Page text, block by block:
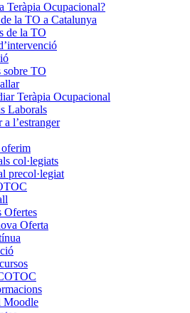
Teràpia Ocupacional?
la TO a Catalunya
de la TO
sobre TO
Teràpia Ocupacional
Laborals
a l’estranger
oferim
col·legiats
precol·legiat
Ofertes
Oferta
Moodle